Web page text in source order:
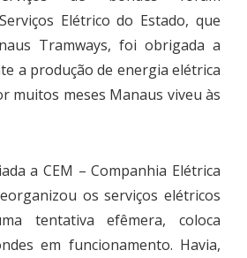
Elétrico do Estado, que
Tramways, foi obrigada a
a produção de energia elétrica
muitos meses Manaus viveu às
a CEM – Companhia Elétrica
os serviços elétricos
tentativa efêmera, coloca
em funcionamento. Havia,